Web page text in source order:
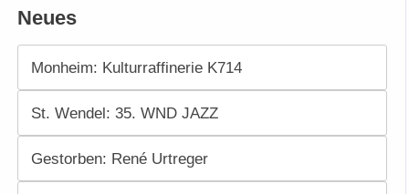
Neues
Monheim: Kulturraffinerie K714
St. Wendel: 35. WND JAZZ
Gestorben: René Urtreger